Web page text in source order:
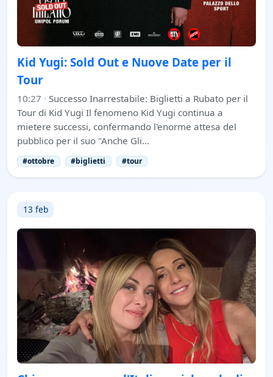
Kid Yugi: Sold Out e Nuove Date per il
Tour
10:27 · Successo Inarrestabile: Biglietti a Rubato per il
Tour di Kid Yugi Il fenomeno Kid Yugi continua a
mietere successi, confermando l'enorme attesa del
pubblico per il suo "Anche Gli…
#ottobre #biglietti #tour
13 feb